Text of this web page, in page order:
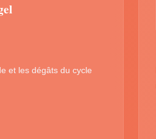
et les dégâts du cycle